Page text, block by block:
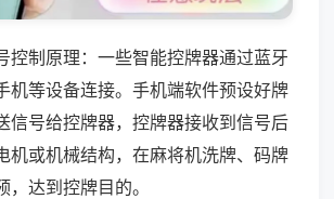
控制原理：一些智能控牌器通过蓝牙
机等设备连接。手机端软件预设好牌
信号给控牌器，控牌器接收到信号后
机或机械结构，在麻将机洗牌、码牌
达到控牌目的。